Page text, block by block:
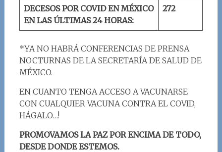
DECESOS POR COVID EN MÉXICO
EN LAS ÚLTIMAS 24 HORAS:
272
*YA NO HABRÁ CONFERENCIAS DE PRENSA
NOCTURNAS DE LA SECRETARÍA DE SALUD DE
MÉXICO.
EN CUANTO TENGA ACCESO A VACUNARSE
CON CUALQUIER VACUNA CONTRA EL COVID,
HÁGALO…!
PROMOVAMOS LA PAZ POR ENCIMA DE TODO,
DESDE DONDE ESTEMOS.